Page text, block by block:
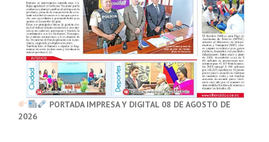
PORTADA IMPRESA Y DIGITAL 08 DE AGOSTO DE
2026